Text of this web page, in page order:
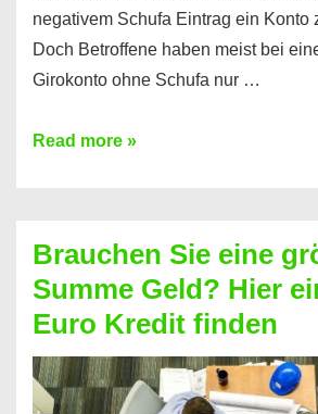
negativem Schufa Eintrag ein Konto
Doch Betroffene haben meist bei
Girokonto ohne Schufa nur …
Günstiges
Geht
das
überhaupt?
Na
klar!
Read more »
Brauchen Sie eine
Summe Geld? Hier
Euro Kredit finden